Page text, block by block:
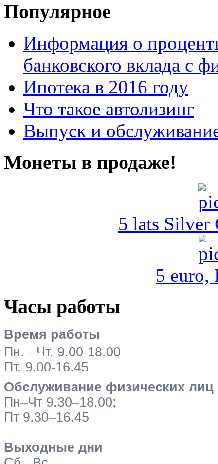
Популярное
Информация о
банковского вклада с
Ипотека в 2016 году
Что такое автолизинг
Выпуск и
Монеты в продаже!
5 lats Silver
5 euro,
Часы работы
Время работы
Пн. - Чт. 9.00-18.00
Пт. 9.00-16.45
Обслуживание физических лиц
Пн–Чт 9.30–18.00;
Пт 9.30–16.45
Выходные дни